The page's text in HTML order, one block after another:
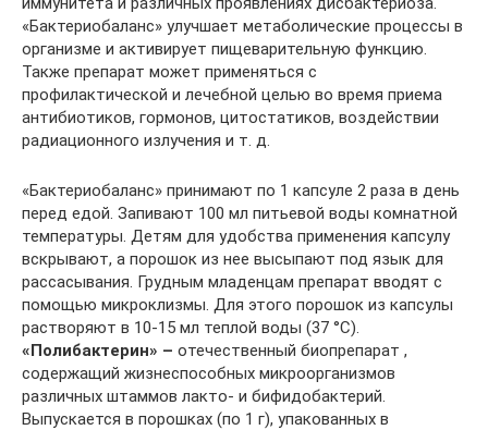
«Бактериобаланс» улучшает метаболические процессы в
организме и активирует пищеварительную функцию.
Также препарат может применяться с
профилактической и лечебной целью во время приема
антибиотиков, гормонов, цитостатиков, воздействии
радиационного излучения и т. д.
«Бактериобаланс» принимают по 1 капсуле 2 раза в день
перед едой. Запивают 100 мл питьевой воды комнатной
температуры. Детям для удобства применения капсулу
вскрывают, а порошок из нее высыпают под язык для
рассасывания. Грудным младенцам препарат вводят с
помощью микроклизмы. Для этого порошок из капсулы
растворяют в 10-15 мл теплой воды (37 °С).
«Полибактерин» – отечественный биопрепарат ,
содержащий жизнеспособных микроорганизмов
различных штаммов лакто- и бифидобактерий.
Выпускается в порошках (по 1 г), упакованных в